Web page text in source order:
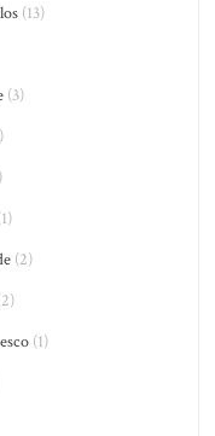
(13)
(3)
(2)
(1)